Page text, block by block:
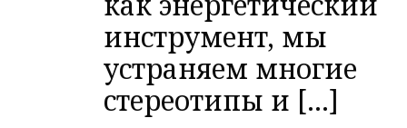
инструмент, мы
устраняем многие
стереотипы и […]